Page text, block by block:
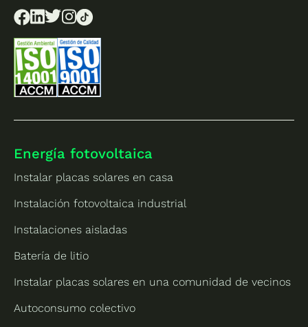
Energía fotovoltaica
Instalar placas solares en casa
Instalación fotovoltaica industrial
Instalaciones aisladas
Batería de litio
Instalar placas solares en una comunidad de vecinos
Autoconsumo colectivo